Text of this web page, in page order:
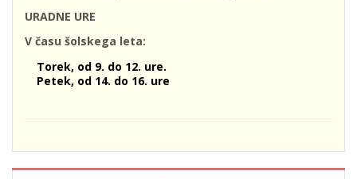
URADNE URE
V času šolskega leta:
Torek, od 9. do 12. ure.
Petek, od 14. do 16. ure